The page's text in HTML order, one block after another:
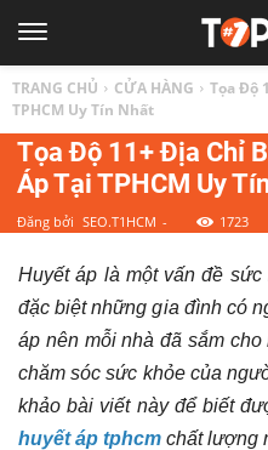
1
HCM
địa
TRANG CHỦ CỬA HÀNG
Tọa Độ
TPHCM Uy Tín Nhất
Tọa Độ 11+ Địa Chỉ
Áp Tại TPHCM Uy
Đăng bởi SEO.T1HCM - 1723
Huyết áp là một vấn đề
đặc biệt những gia đình có
áp nên mỗi nhà đã sắm
chăm sóc sức khỏe của
khảo bài viết này để biết
huyết áp tphcm chất lượng